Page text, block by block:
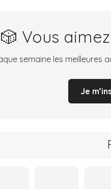
🎲 Vous
semaine les
Je